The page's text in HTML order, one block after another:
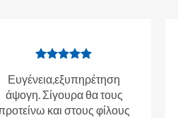
Ευγένεια,εξυπηρέτηση
άψογη. Σίγουρα θα τους
και στους φίλους